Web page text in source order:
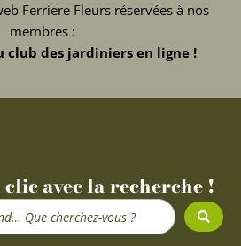
Ferriere Fleurs réservées à nos
membres :
club des jardiniers en ligne !
avec la recherche !